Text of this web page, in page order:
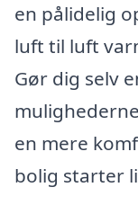
en pålidelig
luft til luft
Gør dig selv
en mere
bolig starter